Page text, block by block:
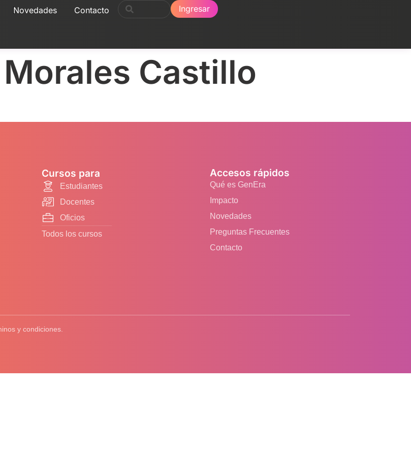
Novedades Contacto Ingresar
Castillo
Cursos para
Estudiantes
Docentes
Oficios
Todos los cursos
Accesos rápidos
Qué es GenEra
Impacto
Novedades
Preguntas Frecuentes
Contacto
y condiciones.